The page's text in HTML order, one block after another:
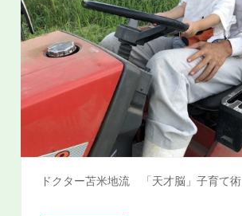
ドクター苫米地流 「天才脳」子育て術